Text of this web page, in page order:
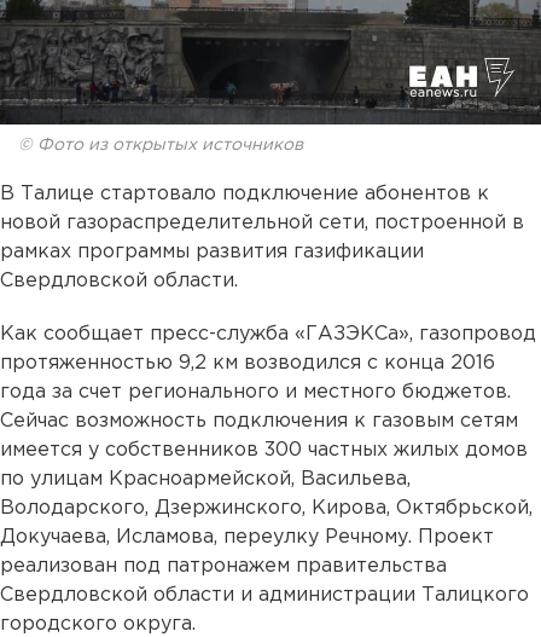
© Фото из открытых источников
В Талице стартовало подключение абонентов к
новой газораспределительной сети, построенной в
рамках программы развития газификации
Свердловской области.
Как сообщает пресс-служба «ГАЗЭКСа», газопровод
протяженностью 9,2 км возводился с конца 2016
года за счет регионального и местного бюджетов.
Сейчас возможность подключения к газовым сетям
имеется у собственников 300 частных жилых домов
по улицам Красноармейской, Васильева,
Володарского, Дзержинского, Кирова, Октябрьской,
Докучаева, Исламова, переулку Речному. Проект
реализован под патронажем правительства
Свердловской области и администрации Талицкого
городского округа.